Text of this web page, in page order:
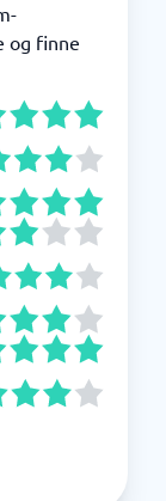
og finne